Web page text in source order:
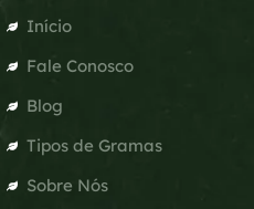
Início
Fale Conosco
Blog
Tipos de Gramas
Sobre Nós